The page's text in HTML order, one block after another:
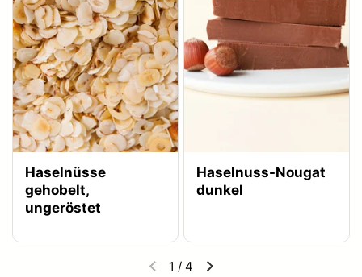
Haselnüsse
gehobelt,
ungeröstet
Haselnuss-Nougat
dunkel
1 / 4